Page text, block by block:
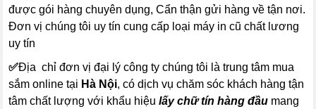
được gói hàng chuyên dụng, Cẩn thận gửi hàng về tận nơi.
Đơn vị chúng tôi uy tín cung cấp loại máy in cũ chất lương
uy tín
✅Địa chỉ đơn vị đại lý công ty chúng tôi là trung tâm mua
sắm online tại Hà Nội, có dịch vụ chăm sóc khách hàng tận
tâm chất lượng với khẩu hiệulấy chữ tín hàng đầu mang